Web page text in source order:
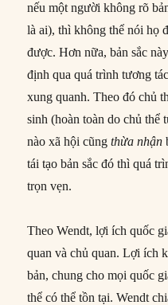
nếu một người không rõ
là ai), thì không thể nói họ
được. Hơn nữa, bản sắc
định qua quá trình tương
xung quanh. Theo đó chủ
sinh (hoàn toàn do chủ
nào xã hội cũngthừa nhận
tái tạo bản sắc đó thì quá
trọn vẹn.
Theo Wendt, lợi ích quốc
quan và chủ quan. Lợi ích
bản, chung cho mọi quốc
thể có thể tồn tại. Wendt